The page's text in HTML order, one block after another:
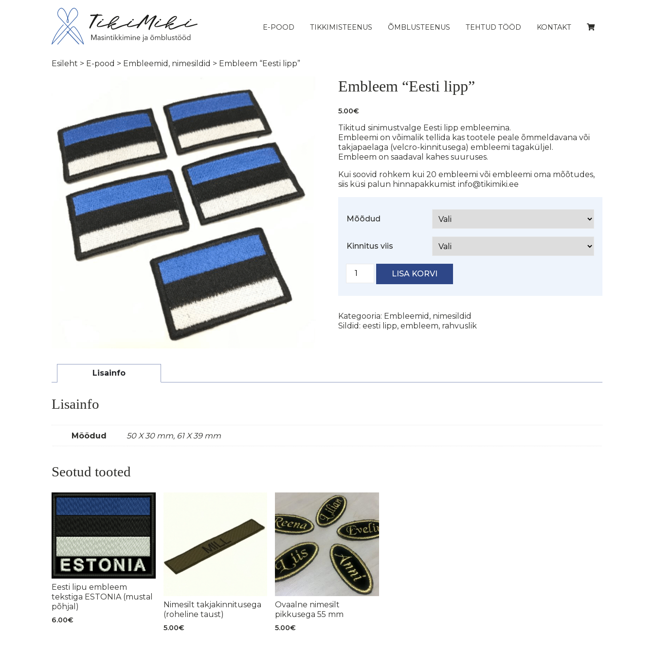
E-POOD TIKKIMISTEENUS ÕMBLUSTEENUS TEHTUD TÖÖD KONTAKT
Esileht > E-pood > Embleemid, nimesildid > Embleem “Eesti lipp”
Embleem “Eesti lipp”
5.00€
Tikitud sinimustvalge Eesti lipp embleemina.
Embleemi on võimalik tellida kas tootele peale õmmeldavana või
takjapaelaga (velcro-kinnitusega) embleemi tagaküljel.
Embleem on saadaval kahes suuruses.
Kui soovid rohkem kui 20 embleemi või embleemi oma mõõtudes,
siis küsi palun hinnapakkumist info@tikimiki.ee
Mõõdud
Kinnitus viis
Embleem
"Eesti
LISA KORVI
Kategooria: Embleemid, nimesildid
Sildid: eesti lipp, embleem, rahvuslik
Lisainfo
Lisainfo
Mõõdud 50 X 30 mm, 61 X 39 mm
Seotud tooted
Eesti lipu embleem
tekstiga ESTONIA (mustal
põhjal)
6.00€
Nimesilt takjakinnitusega
(roheline taust)
5.00€
Ovaalne nimesilt
pikkusega 55 mm
5.00€